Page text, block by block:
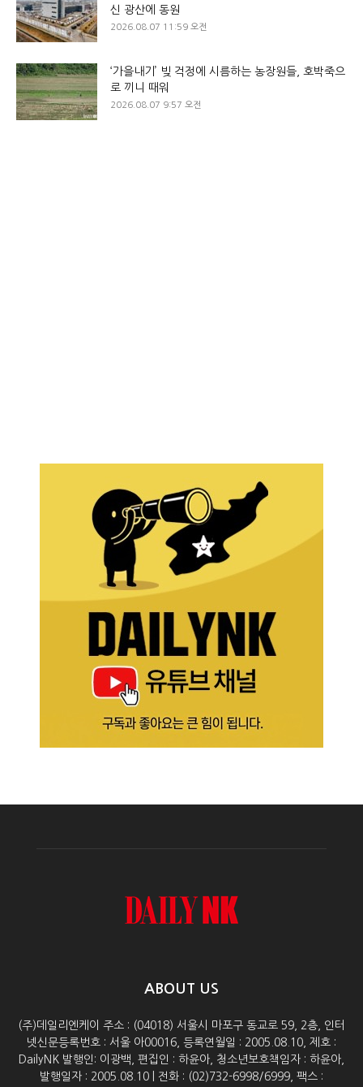
신 광산에 동원
2026.08.07 11:59 오전
‘가을내기’ 빚 걱정에 시름하는 농장원들, 호박죽으
로 끼니 때워
2026.08.07 9:57 오전
ABOUT US
(주)데일리엔케이 주소 : (04018) 서울시 마포구 동교로 59, 2층, 인터
넷신문등록번호 : 서울 아00016, 등록연월일 : 2005.08.10, 제호 :
DailyNK 발행인: 이광백, 편집인 : 하윤아, 청소년보호책임자 : 하윤아,
발행일자 : 2005.08.10 | 전화 : (02)732-6998/6999, 팩스 :